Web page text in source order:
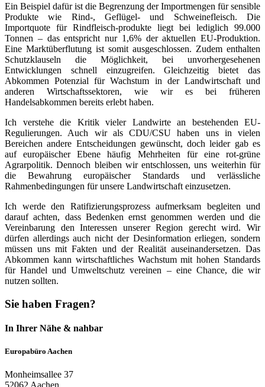
Ein Beispiel dafür ist die Begrenzung der Importmengen für sensible
Produkte wie Rind-, Geflügel- und Schweinefleisch. Die
Importquote für Rindfleisch-produkte liegt bei lediglich 99.000
Tonnen – das entspricht nur 1,6% der aktuellen EU-Produktion.
Eine Marktüberflutung ist somit ausgeschlossen. Zudem enthalten
Schutzklauseln die Möglichkeit, bei unvorhergesehenen
Entwicklungen schnell einzugreifen. Gleichzeitig bietet das
Abkommen Potenzial für Wachstum in der Landwirtschaft und
anderen Wirtschaftssektoren, wie wir es bei früheren
Handelsabkommen bereits erlebt haben.
Ich verstehe die Kritik vieler Landwirte an bestehenden EU-
Regulierungen. Auch wir als CDU/CSU haben uns in vielen
Bereichen andere Entscheidungen gewünscht, doch leider gab es
auf europäischer Ebene häufig Mehrheiten für eine rot-grüne
Agrarpolitik. Dennoch bleiben wir entschlossen, uns weiterhin für
die Bewahrung europäischer Standards und verlässliche
Rahmenbedingungen für unsere Landwirtschaft einzusetzen.
Ich werde den Ratifizierungsprozess aufmerksam begleiten und
darauf achten, dass Bedenken ernst genommen werden und die
Vereinbarung den Interessen unserer Region gerecht wird. Wir
dürfen allerdings auch nicht der Desinformation erliegen, sondern
müssen uns mit Fakten und der Realität auseinandersetzen. Das
Abkommen kann wirtschaftliches Wachstum mit hohen Standards
für Handel und Umweltschutz vereinen – eine Chance, die wir
nutzen sollten.
Sie haben Fragen?
In Ihrer Nähe & nahbar
Europabüro Aachen
Monheimsallee 37